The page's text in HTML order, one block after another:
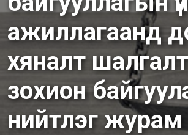
ажиллагаанд
хяналт
зохион
нийтлэг журам